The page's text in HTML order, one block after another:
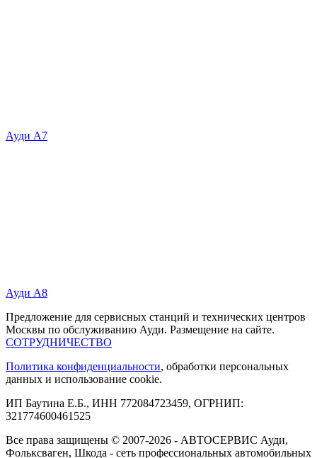
Ауди А7
Ауди А8
Предложение для сервисных станций и технических центров
Москвы по обслуживанию Ауди. Размещение на сайте.
СОТРУДНИЧЕСТВО
Политика конфиденциальности, обработки персональных
данных и использование cookie.
ИП Баутина Е.Б., ИНН 772084723459, ОГРНИП:
321774600461525
Все права защищены © 2007-2026 - АВТОСЕРВИС Ауди,
Фольксваген, Шкода - сеть профессиональных автомобильных